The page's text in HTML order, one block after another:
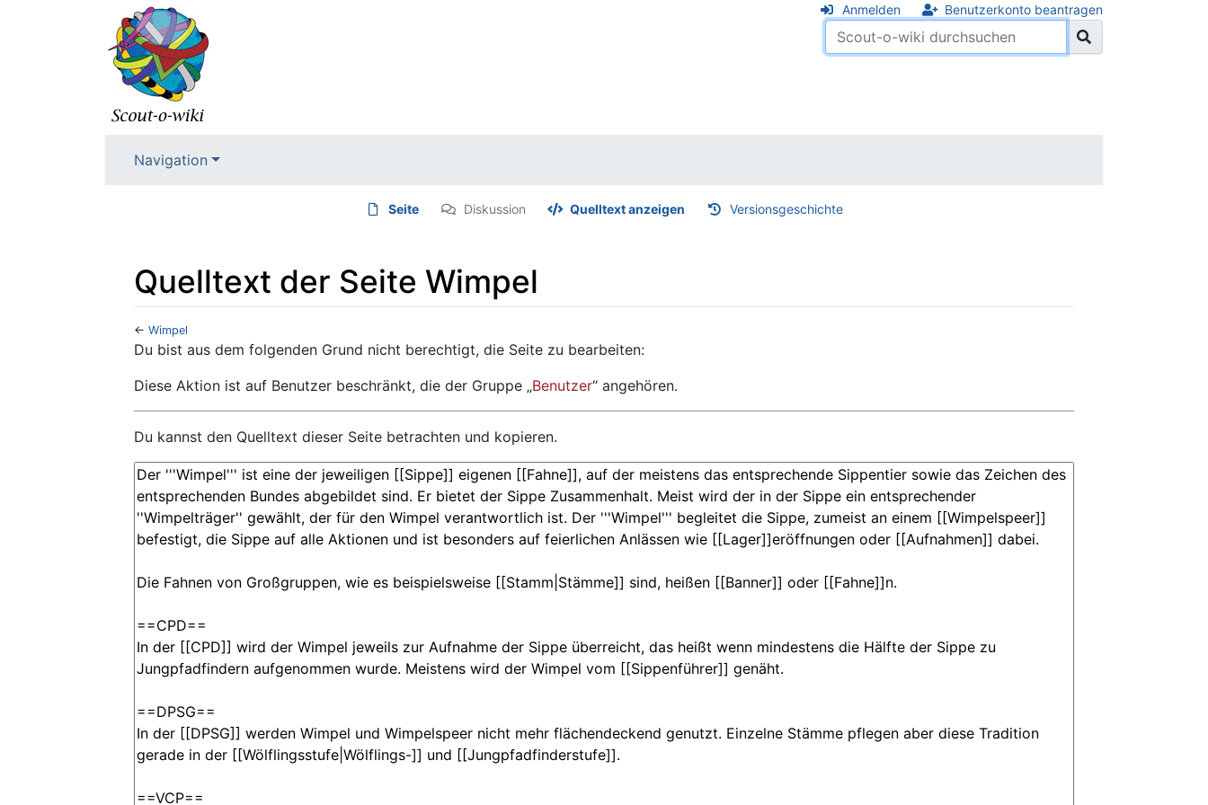
Anmelden Benutzerkonto beantragen
Navigation
Seite Diskussion Quelltext anzeigen Versionsgeschichte
Quelltext der Seite Wimpel
← Wimpel
Wechseln zu:Navigation,Suche
Du bist aus dem folgenden Grund nicht berechtigt, die Seite zu bearbeiten:
Diese Aktion ist auf Benutzer beschränkt, die der Gruppe „Benutzer“ angehören.
Du kannst den Quelltext dieser Seite betrachten und kopieren.